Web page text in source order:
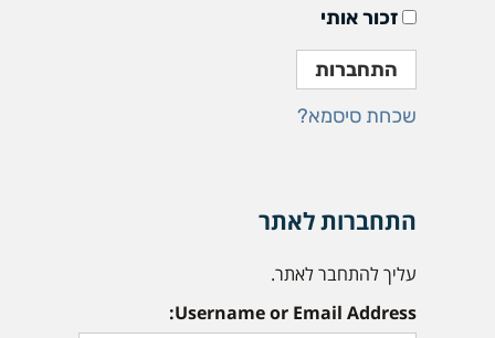
זכור אותי
שכחת סיסמא?
התחברות לאתר
עליך להתחבר לאתר.
Username or Email Address: